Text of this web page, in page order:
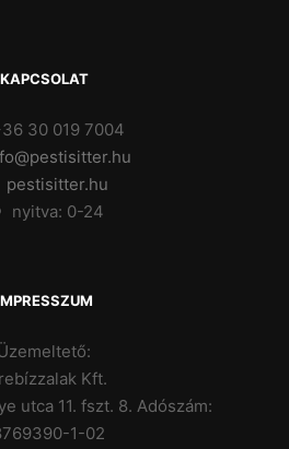
KAPCSOLAT
30 019 7004
pestisitter.hu
nyitva: 0-24
Kft.
utca 11. fszt. 8. Adószám:
1-02